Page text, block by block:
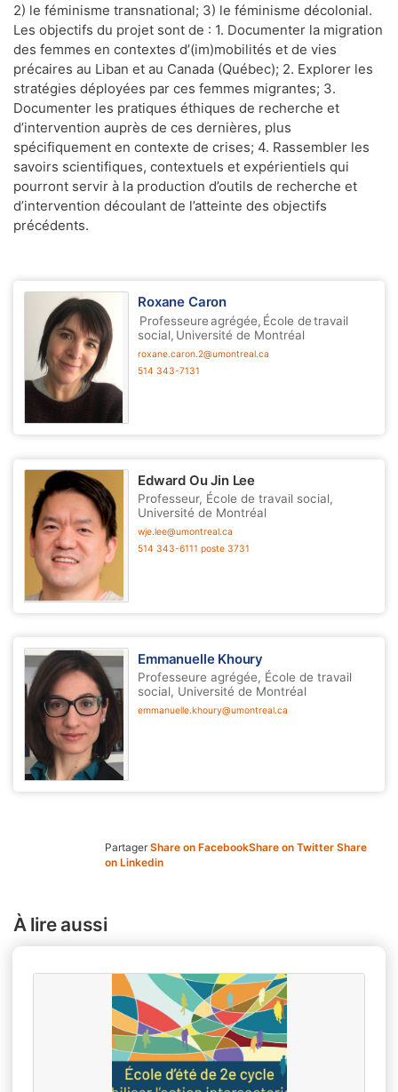
2) le féminisme transnational; 3) le féminisme décolonial.
Les objectifs du projet sont de : 1. Documenter la migration
des femmes en contextes d’(im)mobilités et de vies
précaires au Liban et au Canada (Québec); 2. Explorer les
stratégies déployées par ces femmes migrantes; 3.
Documenter les pratiques éthiques de recherche et
d’intervention auprès de ces dernières, plus
spécifiquement en contexte de crises; 4. Rassembler les
savoirs scientifiques, contextuels et expérientiels qui
pourront servir à la production d’outils de recherche et
d’intervention découlant de l’atteinte des objectifs
précédents.
Roxane Caron
Professeure agrégée, École de travail
social, Université de Montréal
roxane.caron.2@umontreal.ca
514 343-7131
Edward Ou Jin Lee
Professeur, École de travail social,
Université de Montréal
wje.lee@umontreal.ca
514 343-6111 poste 3731
Emmanuelle Khoury
Professeure agrégée, École de travail
social, Université de Montréal
emmanuelle.khoury@umontreal.ca
Partager Share on FacebookShare on Twitter Share
on Linkedin
À lire aussi